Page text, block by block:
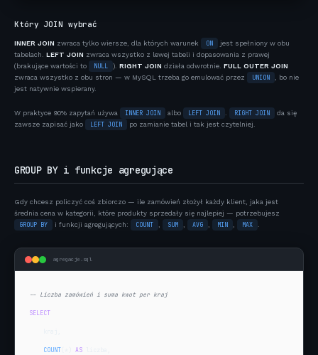
Który JOIN wybrać
INNER JOIN zwraca tylko wiersze, dla których warunek ON
jest spełniony w obu
tabelach. LEFT JOIN zwraca wszystko z lewej tabeli i dopasowania z prawej
(brakujące wartości to
NULL ). RIGHT JOIN działa odwrotnie. FULL OUTER JOIN
zwraca wszystko z obu stron — w MySQL trzeba go emulować przez
UNION
, bo nie
jest natywnie wspierany.
W praktyce 90% zapytań używa INNER JOIN albo LEFT JOIN RIGHT JOIN
da się
zawsze zapisać jako
LEFT JOIN po zamianie tabel i tak jest czytelniej.
GROUP BY i funkcje agregujące
Gdy chcesz policzyć coś zbiorczo — ile zamówień złożył każdy klient, jaka jest
średnia cena w kategorii, które produkty sprzedały się najlepiej — potrzebujesz
GROUP BY i funkcji agregujących: COUNT SUM AVG MIN MAX
agregacje.sql
-- Liczba zamówień i suma kwot per kraj
SELECT
COUNT AS